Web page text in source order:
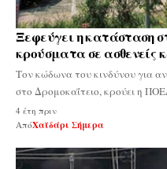
Ξεφεύγει η κατάσταση
κρούσματα σε ασθενείς
Τον κώδωνα του κινδύνου για
στο Δρομοκαΐτειο, κρούει η
4 έτη πριν
ΑπόΧαϊδάρι Σήμερα